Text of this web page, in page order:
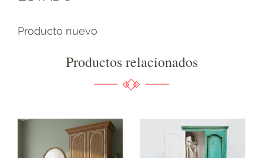
Producto nuevo
Productos relacionados